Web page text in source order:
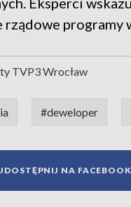
rządowe programy
TVP3 Wrocław
#deweloper
NA